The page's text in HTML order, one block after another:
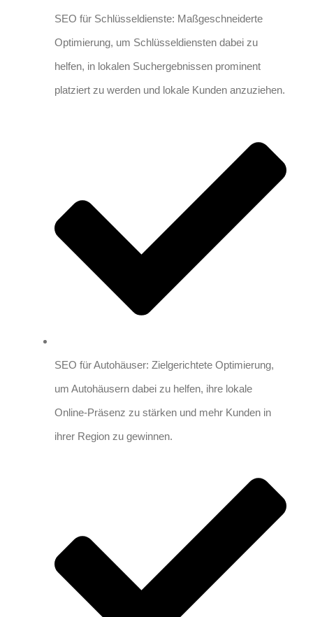
SEO für Schlüsseldienste: Maßgeschneiderte
Optimierung, um Schlüsseldiensten dabei zu
helfen, in lokalen Suchergebnissen prominent
platziert zu werden und lokale Kunden anzuziehen.
SEO für Autohäuser: Zielgerichtete Optimierung,
um Autohäusern dabei zu helfen, ihre lokale
Online-Präsenz zu stärken und mehr Kunden in
ihrer Region zu gewinnen.